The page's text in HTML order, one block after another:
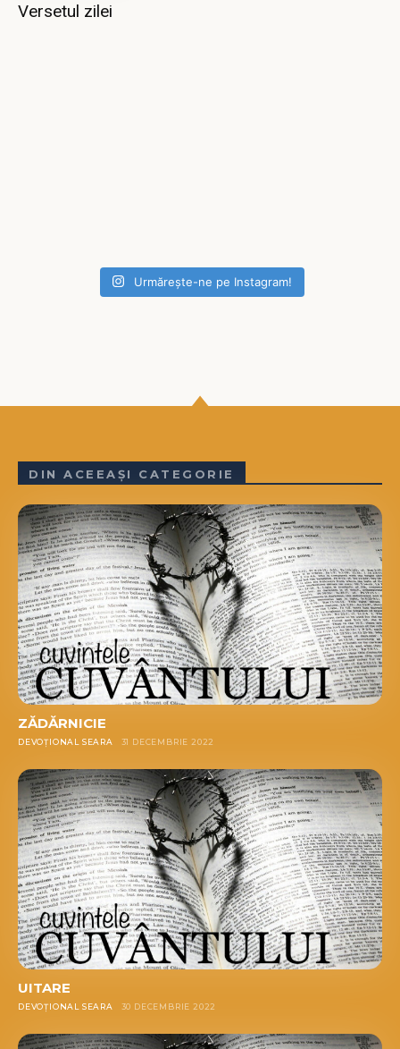
Versetul zilei
Urmărește-ne pe Instagram!
DIN ACEEAȘI CATEGORIE
ZĂDĂRNICIE
DEVOȚIONAL SEARA 31 DECEMBRIE 2022
UITARE
DEVOȚIONAL SEARA 30 DECEMBRIE 2022